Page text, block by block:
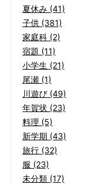
夏休み (41)
子供 (381)
家庭科 (2)
宿題 (11)
小学生 (21)
尾瀬 (1)
川遊び (49)
年賀状 (23)
料理 (5)
新学期 (43)
旅行 (32)
服 (23)
未分類 (17)